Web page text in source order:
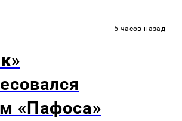
5 часов назад
«Пафоса»